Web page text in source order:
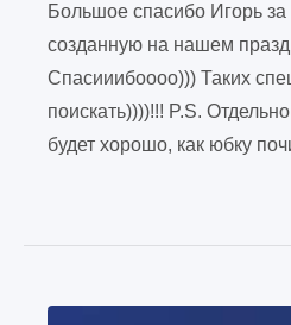
Большое спасибо Игорь за
созданную на нашем
Спасииибоооо))) Таких
поискать))))!!! P.S.
будет хорошо, как юбку